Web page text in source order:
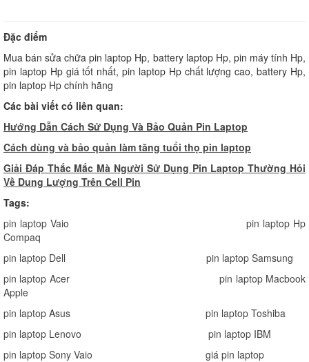
Đặc điểm
Mua bán sửa chữa pin laptop Hp, battery laptop Hp, pin máy tính Hp,
pin laptop Hp giá tốt nhất, pin laptop Hp chất lượng cao, battery Hp,
pin laptop Hp chính hãng
Các bài viết có liên quan:
Hướng Dẫn Cách Sử Dụng Và Bảo Quản Pin Laptop
Cách dùng và bảo quản làm tăng tuổi thọ pin laptop
Giải Đáp Thắc Mắc Mà Người Sử Dụng Pin Laptop Thường Hỏi
Về Dung Lượng Trên Cell Pin
Tags:
pin laptop Vaio
pin laptop Hp
Compaq
pin laptop Dell
pin laptop Samsung
pin laptop Acer
pin laptop Macbook
Apple
pin laptop Asus
pin laptop Toshiba
pin laptop Lenovo
pin laptop IBM
pin laptop Sony Vaio
giá pin laptop